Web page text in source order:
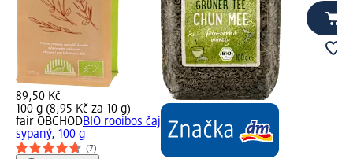
89,50 Kč
100 g (8,95 Kč za 10 g)
fair OBCHODBIO rooibos čaj
sypaný, 100 g
(7)